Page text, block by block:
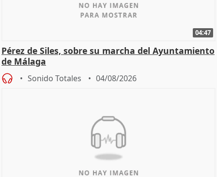
04:47
Pérez de Siles, sobre su marcha del Ayuntamiento
de Málaga
Sonido Totales 04/08/2026